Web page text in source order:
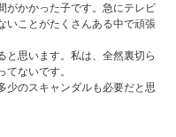
がかかった子です。急にテレビ
いことがたくさんある中で頑張
と思います。私は、全然裏切ら
ないです。
少のスキャンダルも必要だと思